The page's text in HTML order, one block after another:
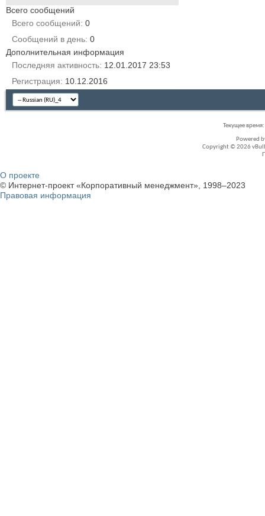
Всего сообщений
Всего сообщений 0
Сообщений в день 0
Дополнительная информация
Последняя активность 12.01.2017 23:53
Регистрация
10.12.2016
Текущее время:
Powered
Copyright © 2026
О проекте
© Интернет-проект «Корпоративный менеджмент», 1998–2023
Правовая информация